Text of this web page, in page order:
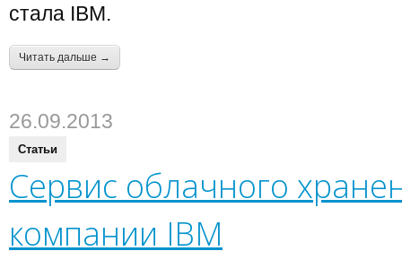
стала IBM.
Читать дальше →
26.09.2013
Статьи
Сервис облачного
компании IBM